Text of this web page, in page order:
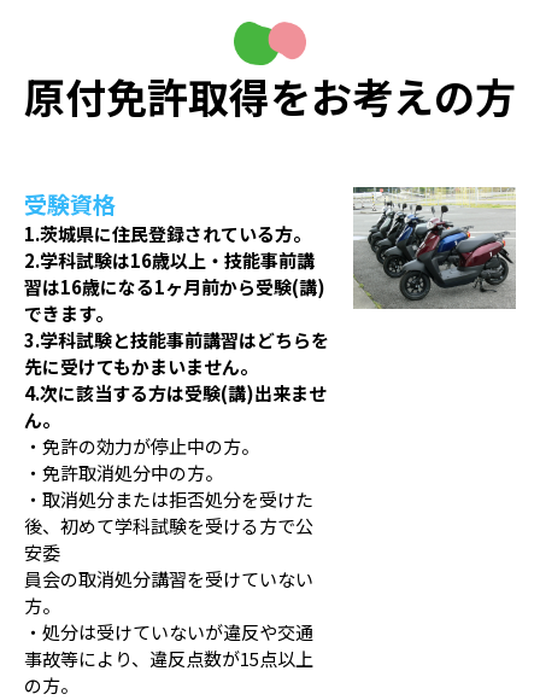
原付免許取得をお考えの方
受験資格
1.茨城県に住民登録されている方。
2.学科試験は16歳以上・技能事前講
習は16歳になる1ヶ月前から受験(講)
できます。
3.学科試験と技能事前講習はどちらを
先に受けてもかまいません。
4.次に該当する方は受験(講)出来ませ
ん。
・免許の効力が停止中の方。
・免許取消処分中の方。
・取消処分または拒否処分を受けた
後、初めて学科試験を受ける方で公
安委
員会の取消処分講習を受けていない
方。
・処分は受けていないが違反や交通
事故等により、違反点数が15点以上
の方。